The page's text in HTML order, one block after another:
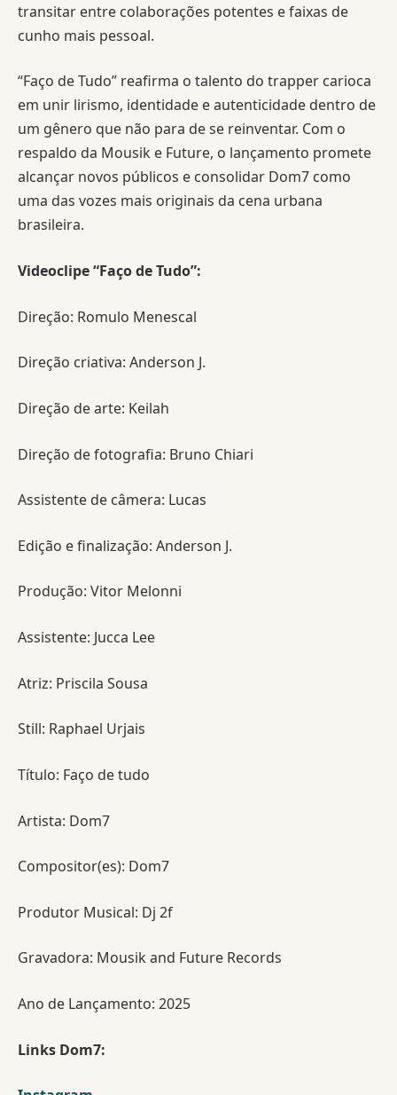
transitar entre colaborações potentes e faixas de
cunho mais pessoal.
“Faço de Tudo” reafirma o talento do trapper carioca
em unir lirismo, identidade e autenticidade dentro de
um gênero que não para de se reinventar. Com o
respaldo da Mousik e Future, o lançamento promete
alcançar novos públicos e consolidar Dom7 como
uma das vozes mais originais da cena urbana
brasileira.
Videoclipe “Faço de Tudo”:
Direção: Romulo Menescal
Direção criativa: Anderson J.
Direção de arte: Keilah
Direção de fotografia: Bruno Chiari
Assistente de câmera: Lucas
Edição e finalização: Anderson J.
Produção: Vitor Melonni
Assistente: Jucca Lee
Atriz: Priscila Sousa
Still: Raphael Urjais
Título: Faço de tudo
Artista: Dom7
Compositor(es): Dom7
Produtor Musical: Dj 2f
Gravadora: Mousik and Future Records
Ano de Lançamento: 2025
Links Dom7: